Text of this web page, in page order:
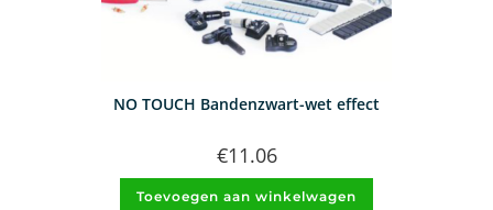
NO TOUCH Bandenzwart-wet effect
€11.06
Toevoegen aan winkelwagen